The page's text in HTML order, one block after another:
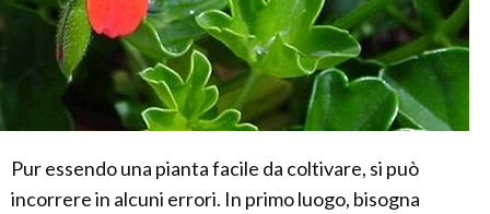
Pur essendo una pianta facile da coltivare, si può
incorrere in alcuni errori. In primo luogo, bisogna